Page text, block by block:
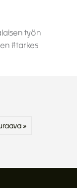
työn
#tarkes
»